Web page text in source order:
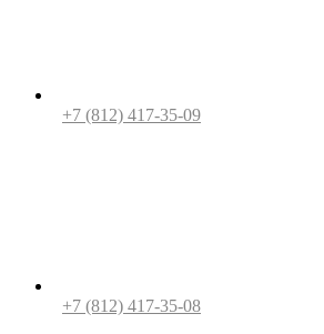
+7 (812) 417-35-09
+7 (812) 417-35-08